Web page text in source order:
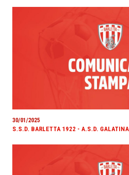
30/01/2025
S.S.D. BARLETTA 1922 - A.S.D.